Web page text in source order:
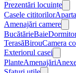
Prezentări locuințe
Casele cititorilor
Amenajări camere
BucătărieBaie
TerasăBirouCamera
Exteriorul casei
PlanteAmenajări